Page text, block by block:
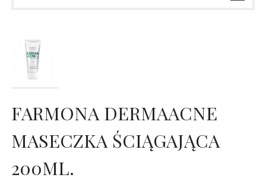
FARMONA DERMAACNE
MASECZKA ŚCIĄGAJĄCA
200ML.